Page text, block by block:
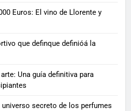
Euros: El vino de Llorente y
que definque definióá la
Una guía definitiva para
secreto de los perfumes